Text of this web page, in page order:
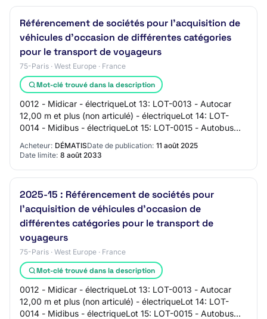
Référencement de sociétés pour l'acquisition de
véhicules d'occasion de différentes catégories
pour le transport de voyageurs
75-Paris · West Europe · France
Mot-clé trouvé dans la description
0012 - Midicar - électriqueLot 13: LOT-0013 - Autocar
12,00 m et plus (non articulé) - électriqueLot 14: LOT-
0014 - Midibus - électriqueLot 15: LOT-0015 - Autobus
12,00 m - électriqueLot 16: LOT-0016…
Acheteur: DÉMATISDate de publication: 11 août 2025
Date limite: 8 août 2033
2025-15 : Référencement de sociétés pour
l'acquisition de véhicules d'occasion de
différentes catégories pour le transport de
voyageurs
75-Paris · West Europe · France
Mot-clé trouvé dans la description
0012 - Midicar - électriqueLot 13: LOT-0013 - Autocar
12,00 m et plus (non articulé) - électriqueLot 14: LOT-
0014 - Midibus - électriqueLot 15: LOT-0015 - Autobus